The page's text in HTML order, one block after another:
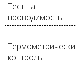
Тест на
проводимость
контроль